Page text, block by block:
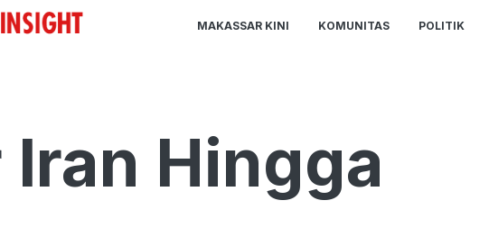
MAKASSAR KINI KOMUNITAS POLITIK
Hingga